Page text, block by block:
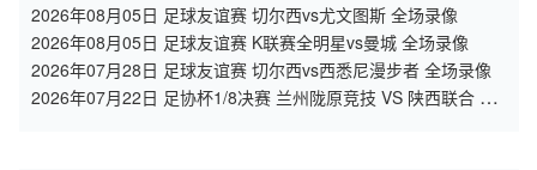
2026年08月05日 足球友谊赛 切尔西vs尤文图斯 全场录像
2026年08月05日 足球友谊赛 K联赛全明星vs曼城 全场录像
2026年07月28日 足球友谊赛 切尔西vs西悉尼漫步者 全场录像
2026年07月22日 足协杯1/8决赛 兰州陇原竞技 VS 陕西联合 全